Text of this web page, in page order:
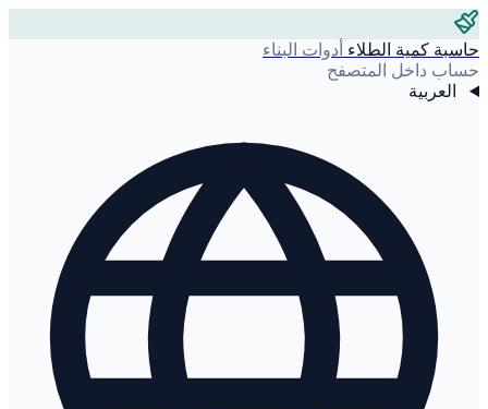
حاسبة كمية الطلاء أدوات البناء
حساب داخل المتصفح
العربية